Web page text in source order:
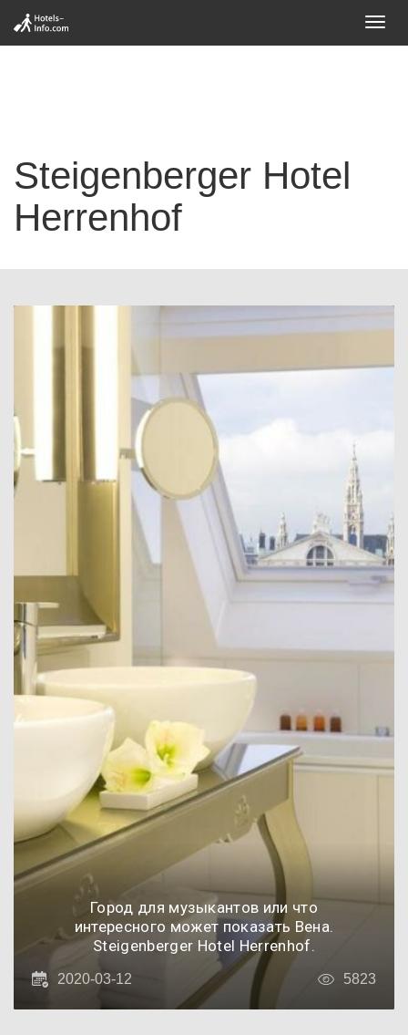
Steigenberger Hotel
Herrenhof
Город для музыкантов или что
интересного может показать Вена.
Steigenberger Hotel Herrenhof.
2020-03-12 5823